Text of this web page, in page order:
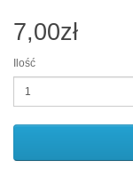
7,00zł
Ilość